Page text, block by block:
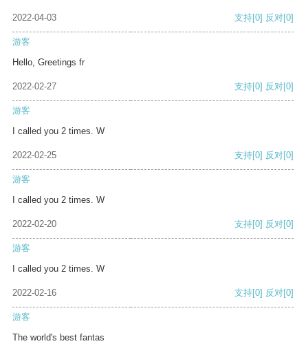
2022-04-03 支持[0] 反对[0]
游客
Hello, Greetings fr
2022-02-27 支持[0] 反对[0]
游客
I called you 2 times. W
2022-02-25 支持[0] 反对[0]
游客
I called you 2 times. W
2022-02-20 支持[0] 反对[0]
游客
I called you 2 times. W
2022-02-16 支持[0] 反对[0]
游客
The world's best fantas